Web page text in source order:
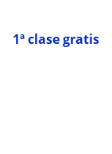
1ª clase gratis